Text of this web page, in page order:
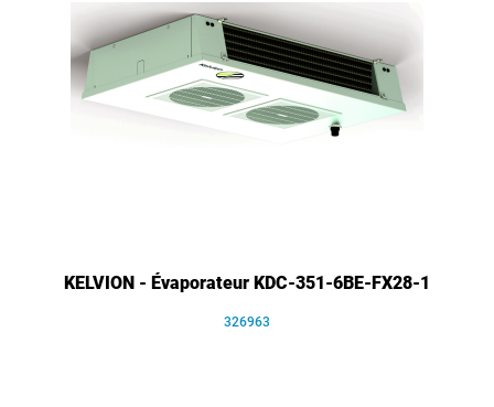
KELVION - Évaporateur KDC-351-6BE-FX28-1
326963